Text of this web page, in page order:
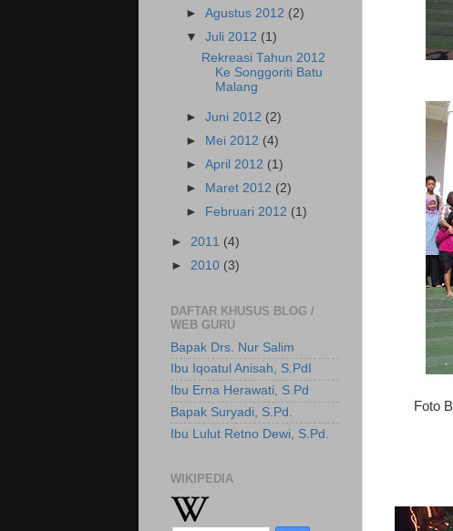
Foto
►Agustus 2012 (2)
▼Juli 2012 (1)
Rekreasi Tahun 2012
Ke Songgoriti Batu
Malang
►Juni 2012 (2)
►
Mei 2012 (4)
►April 2012 (1)
►
Maret 2012 (2)
►
Februari 2012 (1)
► 2011 (4)
► 2010 (3)
DAFTAR KHUSUS BLOG /
WEB GURU
Bapak Drs. Nur Salim
Ibu Iqoatul Anisah, S.PdI
Ibu Erna Herawati, S.Pd
Bapak Suryadi, S.Pd.
Ibu Lulut Retno Dewi, S.Pd.
WIKIPEDIA